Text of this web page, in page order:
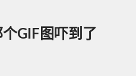
GIF图吓到了